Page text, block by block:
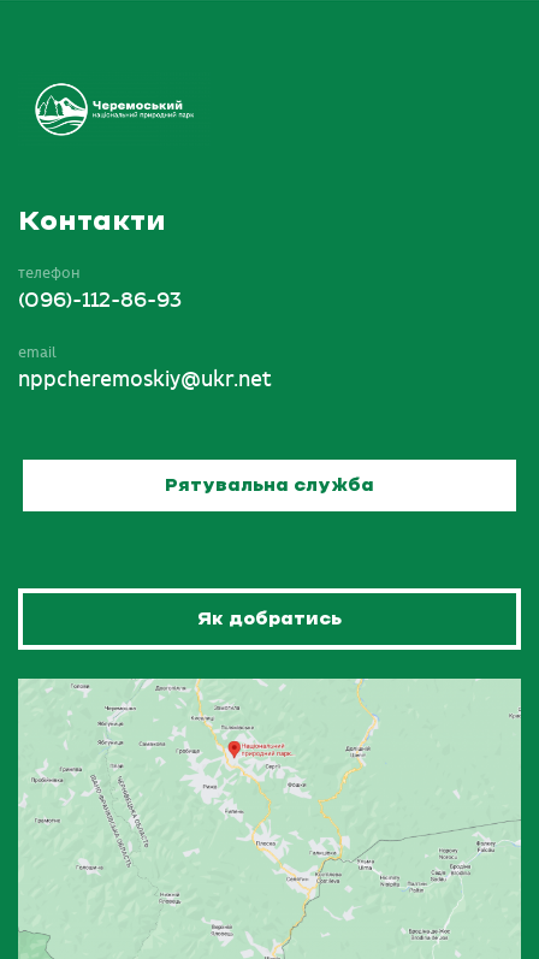
Контакти
телефон
(096)-112-86-93
email
nppcheremoskiy@ukr.net
Рятувальна служба
Як добратись